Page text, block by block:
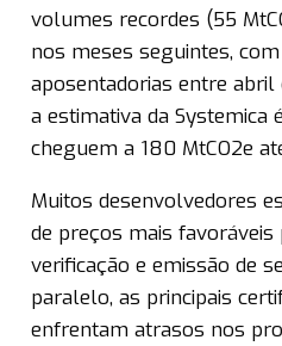
volumes recordes (55
nos meses seguintes,
aposentadorias entre abril
a estimativa da Systemica
cheguem a 180 MtCO2e
Muitos desenvolvedores
de preços mais
verificação e emissão de
paralelo, as principais
enfrentam atrasos nos